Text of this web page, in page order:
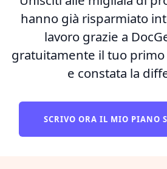
hanno già risparmiato
lavoro grazie a
gratuitamente il tuo
e constata la
SCRIVO ORA IL MIO PIANO